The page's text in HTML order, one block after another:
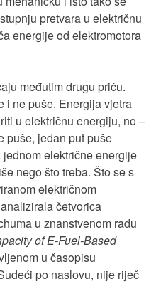
pretvara u električnu
energije od elektromotora
međutim drugu priču.
i ne puše. Energija vjetra
u električnu energiju, no –
puše, jedan put puše
električne energije
nego što treba. Što se s
električnom
četvorica
u znanstvenom radu
of E-Fuel-Based
u časopisu
po naslovu, nije riječ